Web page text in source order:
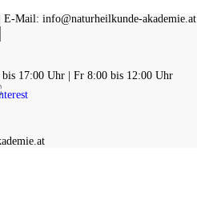
Mail: info@naturheilkunde-akademie.at
17:00 Uhr | Fr 8:00 bis 12:00 Uhr